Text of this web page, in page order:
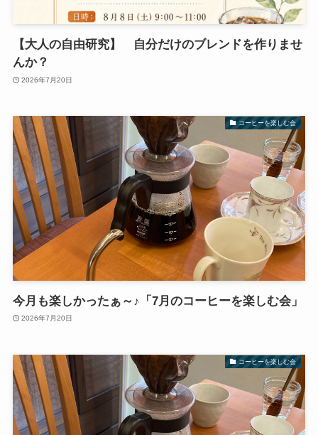
【大人の自由研究】 自分だけのブレンドを作りませ
んか？
2026年7月20日
コーヒーを楽しむ会
今月も楽しかったぁ～♪「7月のコーヒーを楽しむ会」
2026年7月20日
コーヒーを楽しむ会